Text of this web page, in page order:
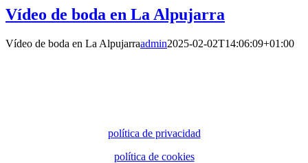
Vídeo de boda en La Alpujarra
Vídeo de boda en La Alpujarraadmin2025-02-02T14:06:09+01:00
política de privacidad
política de cookies